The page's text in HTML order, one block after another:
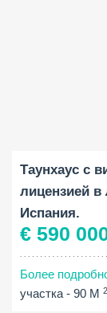
Таунхаус с
лицензией в
Испания.
€ 590
Более
участка - 90 M 2